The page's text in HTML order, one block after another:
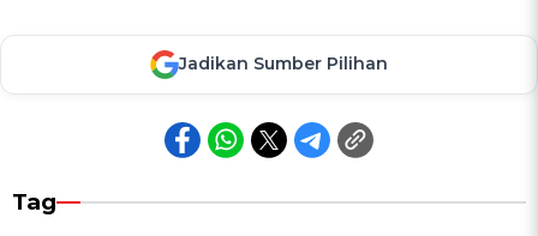
Jadikan Sumber Pilihan
Tag